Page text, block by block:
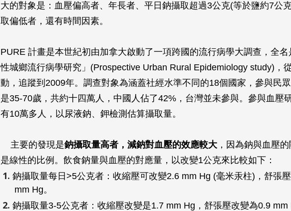
大的對象是：血壓偏高者、年長者、平日鈉攝取超過3公克(等於鹽約7公
取偏低者，還有時間因素。
PURE 計畫是本世紀初由加拿大啟動了一項跨國的流行病學大調查，全名
性城鄉流行病學研究」(Prospective Urban Rural Epidemiology study)，
動，追蹤到2009年。調查對象為涵蓋社經水準不同的18個國家，參與民
是35-70歲，共約十四萬人，中國人佔了42%，台灣並未參與。參與血壓
有10萬多人，以尿液鈉、鉀檢測估算攝取量。
主要的發現是鈉攝取量高者，減鈉對血壓的效應較大 ，因為鈉與血壓
是線性的比例。飲食鈉量與血壓的對應量，以改變1公克來比較如下：
鈉攝取量每日>5公克者：收縮壓可改變2.6 mm Hg (毫米汞柱)，舒張
mm Hg。
鈉攝取量3-5公克者：收縮壓改變是1.7 mm Hg，舒張壓改變為0.9 mm